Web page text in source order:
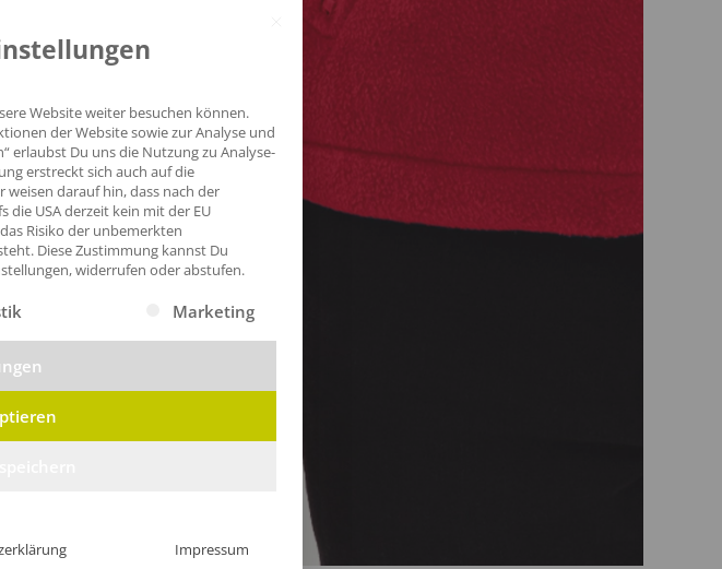
Website weiter besuchen können.
der Website sowie zur Analyse und
erlaubst Du uns die Nutzung zu Analyse-
erstreckt sich auch auf die
darauf hin, dass nach der
die USA derzeit kein mit der EU
Risiko der unbemerkten
Diese Zustimmung kannst Du
widerrufen oder abstufen.
die eine Einwilligung erteilt werden kann. Die erste Service-Gruppe ist essenziell und kann
Marketing
Impressum